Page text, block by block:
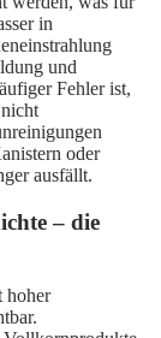
in
und
Fehler ist,
oder
ausfällt.
– die
hoher